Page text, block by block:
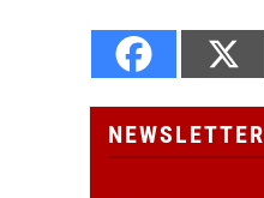
NEWSLETTER